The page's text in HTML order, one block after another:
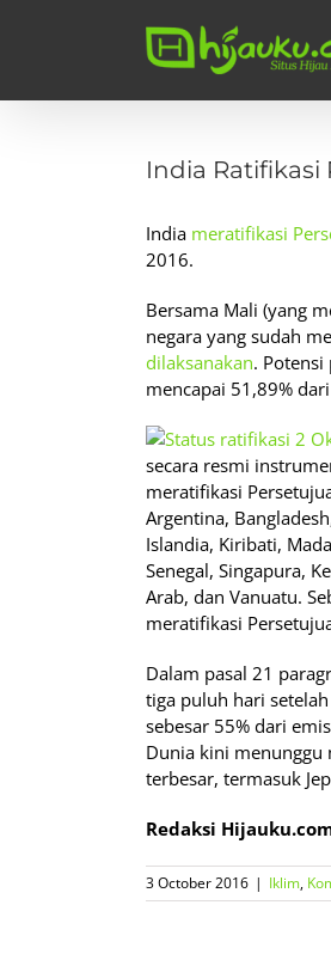
Larger
Image
India Ratifikasi
India meratifikasi
2016.
Bersama Mali (yang
negara yang sudah
dilaksanakan.
mencapai 51,89%
secara resmi
meratifikasi
Argentina,
Islandia, Kiribati,
Senegal, Singapura,
Arab, dan Vanuatu.
meratifikasi
Dalam pasal 21
tiga puluh hari
sebesar 55% dari
Dunia kini menunggu
terbesar, termasuk
Redaksi
3 October 2016 | Iklim,